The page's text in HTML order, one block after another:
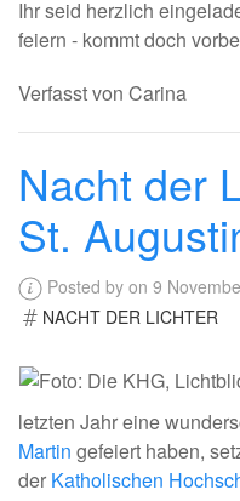
Ihr seid herzlich
feiern - kommt doch
Verfasst von Carina
Nacht der
St.
Posted by on 9
NACHT DER LICHTER
letzten Jahr eine
Martin gefeiert haben,
der Katholischen